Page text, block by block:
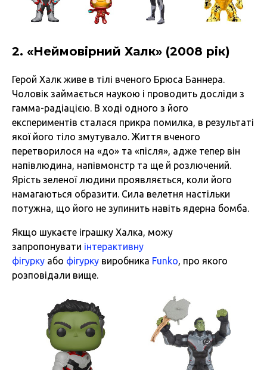
2. «Неймовірний Халк» (2008 рік)
Герой Халк живе в тілі вченого Брюса Баннера.
Чоловік займається наукою і проводить досліди з
гамма-радіацією. В ході одного з його
експериментів сталася прикра помилка, в результаті
якої його тіло змутувало. Життя вченого
перетворилося на «до» та «після», адже тепер він
напівлюдина, напівмонстр та ще й розлючений.
Ярість зеленої людини проявляється, коли його
намагаються образити. Сила велетня настільки
потужна, що його не зупинить навіть ядерна бомба.
Якщо шукаєте іграшку Халка, можу
запропонувати інтерактивну
фігурку або фігурку виробника Funko, про якого
розповідали вище.